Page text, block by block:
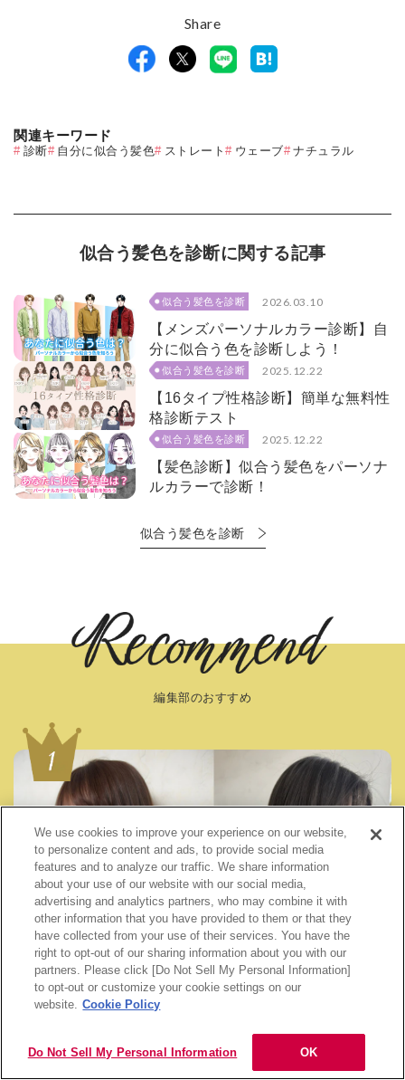
Share
関連キーワード
診断 自分に似合う髪色 ストレート ウェーブ ナチュラル
似合う髪色を診断に関する記事
似合う髪色を診断 2026.03.10
【メンズパーソナルカラー診断】自
分に似合う色を診断しよう！
似合う髪色を診断 2025.12.22
【16タイプ性格診断】簡単な無料性
格診断テスト
似合う髪色を診断 2025.12.22
【髪色診断】似合う髪色をパーソナ
ルカラーで診断！
似合う髪色を診断
編集部のおすすめ
ヘアカラーリング
すすめの人気な髪色20選
We use cookies to improve your experience on our website,
to personalize content and ads, to provide social media
features and to analyze our traffic. We share information
about your use of our website with our social media,
advertising and analytics partners, who may combine it with
other information that you have provided to them or that they
have collected from your use of their services. You have the
right to opt-out of our sharing information about you with our
partners. Please click [Do Not Sell My Personal Information]
to opt-out or customize your cookie settings on our
website. Cookie Policy
Do Not Sell My Personal Information OK